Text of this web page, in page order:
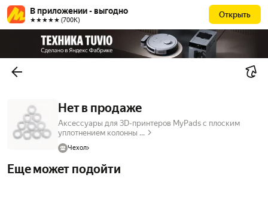
В приложении - выгодно
★★★★★ (700К)
Открыть
Нет в продаже
Аксессуары для 3D-принтеров MyPads с плоским
уплотнением колонны ...
Чехол
Еще может подойти